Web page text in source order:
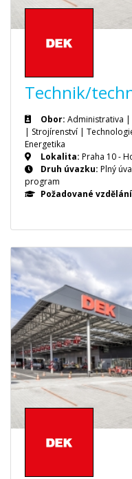
Technik/
Obor: Administrativa |
| Strojírenství |
Energetika
Lokalita: Praha 10 -
Druh úvazku: Plný
program
Požadované